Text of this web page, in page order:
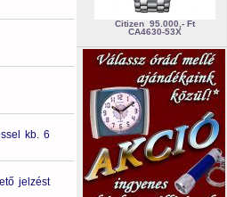
kb. 6
jelzést
Citizen 95.000,- Ft
CA4630-53X